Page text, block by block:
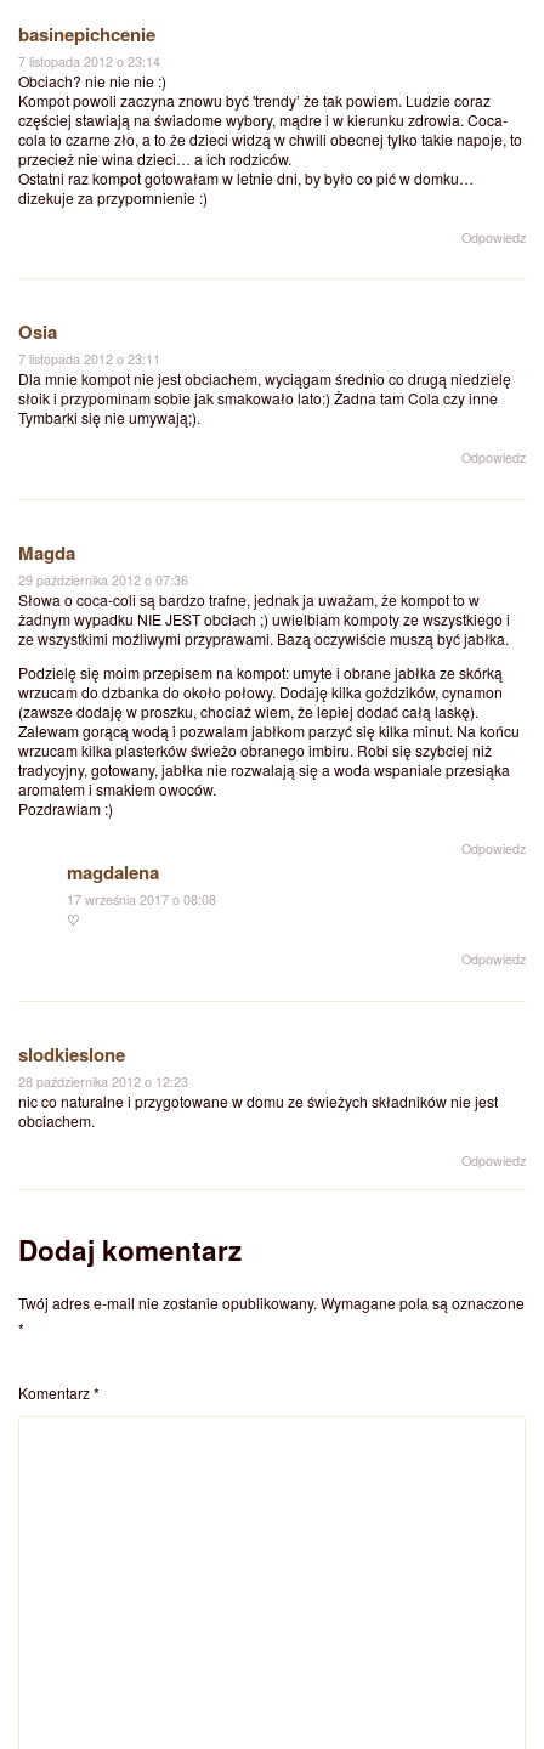
basinepichcenie
7 listopada 2012 o 23:14
Obciach? nie nie nie :)
Kompot powoli zaczyna znowu być 'trendy’ że tak powiem. Ludzie coraz
częściej stawiają na świadome wybory, mądre i w kierunku zdrowia. Coca-
cola to czarne zło, a to że dzieci widzą w chwili obecnej tylko takie napoje, to
przecież nie wina dzieci… a ich rodziców.
Ostatni raz kompot gotowałam w letnie dni, by było co pić w domku…
dizekuje za przypomnienie :)
Odpowiedz
Osia
7 listopada 2012 o 23:11
Dla mnie kompot nie jest obciachem, wyciągam średnio co drugą niedzielę
słoik i przypominam sobie jak smakowało lato:) Żadna tam Cola czy inne
Tymbarki się nie umywają;).
Odpowiedz
Magda
29 października 2012 o 07:36
Słowa o coca-coli są bardzo trafne, jednak ja uważam, że kompot to w
żadnym wypadku NIE JEST obciach ;) uwielbiam kompoty ze wszystkiego i
ze wszystkimi moźliwymi przyprawami. Bazą oczywiście muszą być jabłka.
Podzielę się moim przepisem na kompot: umyte i obrane jabłka ze skórką
wrzucam do dzbanka do około połowy. Dodaję kilka goździków, cynamon
(zawsze dodaję w proszku, chociaż wiem, że lepiej dodać całą laskę).
Zalewam gorącą wodą i pozwalam jabłkom parzyć się kilka minut. Na końcu
wrzucam kilka plasterków świeżo obranego imbiru. Robi się szybciej niż
tradycyjny, gotowany, jabłka nie rozwalają się a woda wspaniale przesiąka
aromatem i smakiem owoców.
Pozdrawiam :)
Odpowiedz
magdalena
17 września 2017 o 08:08
♡
Odpowiedz
slodkieslone
28 października 2012 o 12:23
nic co naturalne i przygotowane w domu ze świeżych składników nie jest
obciachem.
Odpowiedz
Dodaj komentarz
Twój adres e-mail nie zostanie opublikowany. Wymagane pola są oznaczone
*
Komentarz*